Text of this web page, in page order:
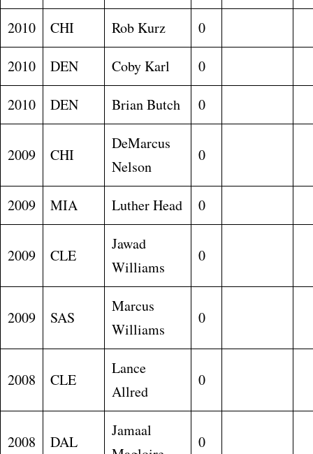
2010 CHI Rob Kurz 0
2010 DEN Coby Karl 0
2010 DEN Brian Butch 0
2009 CHI
DeMarcus
Nelson
0
2009 MIA Luther Head 0
2009 CLE
Jawad
Williams
0
2009 SAS
Marcus
Williams
0
2008 CLE
Lance
Allred
0
2008 DAL
Jamaal
0